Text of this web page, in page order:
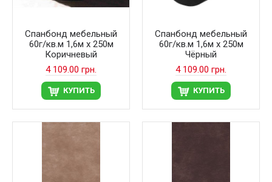
Спанбонд мебельный
60г/кв.м 1,6м х 250м
Коричневый
4 109.00 грн.
КУПИТЬ
Спанбонд мебельный
60г/кв.м 1,6м х 250м
Чёрный
4 109.00 грн.
КУПИТЬ